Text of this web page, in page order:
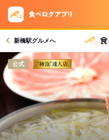
新橋駅グルメへ
公式
コースで
戻る
クーポンを